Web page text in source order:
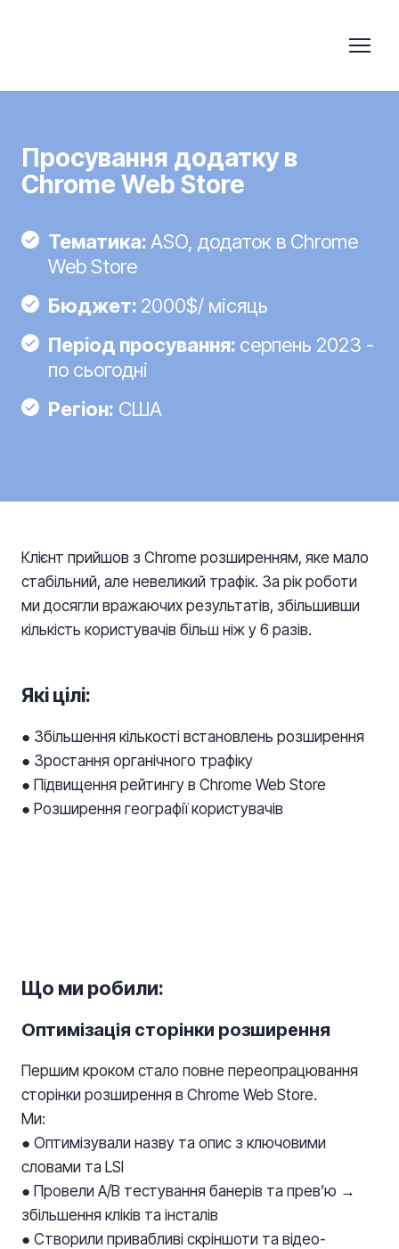
Просування додатку в
Chrome Web Store
Тематика:ASO, додаток в Chrome
Web Store
Бюджет: 2000$/ місяць
Період просування: серпень 2023 -
по сьогодні
Регіон: США
Клієнт прийшов з Chrome розширенням, яке мало
стабільний, але невеликий трафік. За рік роботи
ми досягли вражаючих результатів, збільшивши
кількість користувачів більш ніж у 6 разів.
Які цілі:
● Збільшення кількості встановлень розширення
● Зростання органічного трафіку
● Підвищення рейтингу в Chrome Web Store
● Розширення географії користувачів
Що ми робили:
Оптимізація сторінки розширення
Першим кроком стало повне переопрацювання
сторінки розширення в Chrome Web Store.
Ми:
● Оптимізували назву та опис з ключовими
словами та LSI
● Провели A/B тестування банерів та превʼю →
збільшення кліків та інсталів
● Створили привабливі скріншоти та відео-